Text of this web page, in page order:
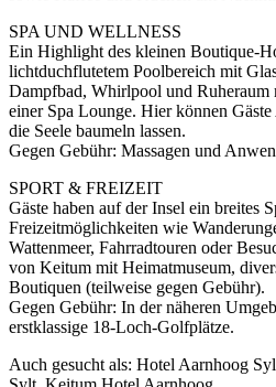
SPA UND WELLNESS
Ein Highlight des kleinen Boutique-
lichtduchflutetem Poolbereich mit
Dampfbad, Whirlpool und Ruheraum
einer Spa Lounge. Hier können
die Seele baumeln lassen.
Gegen Gebühr: Massagen und
SPORT & FREIZEIT
Gäste haben auf der Insel ein breites
Freizeitmöglichkeiten wie
Wattenmeer, Fahrradtouren oder
von Keitum mit Heimatmuseum,
Boutiquen (teilweise gegen Gebühr).
Gegen Gebühr: In der näheren
erstklassige 18-Loch-Golfplätze.
Auch gesucht als: Hotel Aarnhoog